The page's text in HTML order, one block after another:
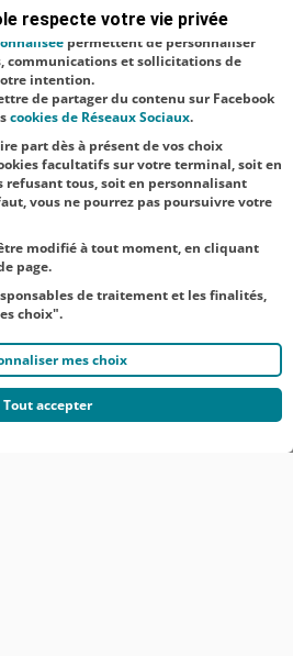
Amis de
Nicaise
Chemin-
pour
respecte votre vie privée
permettent de personnaliser
communications et sollicitations de
intention.
de partager du contenu sur Facebook
cookies de Réseaux Sociaux.
part dès à présent de vos choix
facultatifs sur votre terminal, soit en
refusant tous, soit en personnalisant
vous ne pourrez pas poursuivre votre
modifié à tout moment, en cliquant
page.
de traitement et les finalités,
choix".
mes choix
Tout accepter